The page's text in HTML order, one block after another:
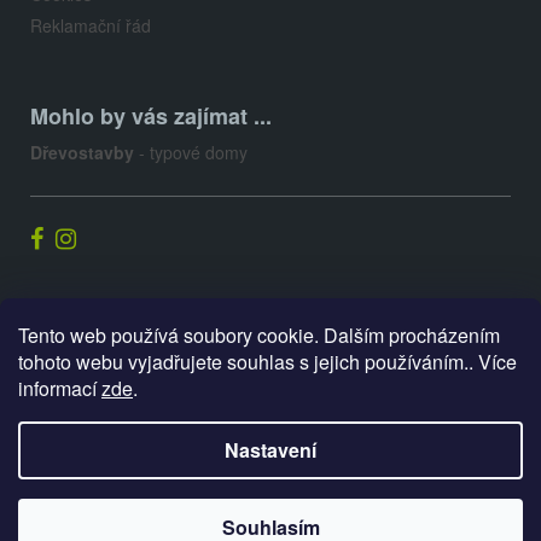
Tento web používá soubory cookie. Dalším procházením
tohoto webu vyjadřujete souhlas s jejich používáním.. Více
informacízde.
Nastavení
Souhlasím
Reklamační řád
Mohlo by vás zajímat ...
Dřevostavby - typové domy
Copyright 2026E-shop PALIS. Všechna práva vyhrazena.
Upravit nastavení cookies